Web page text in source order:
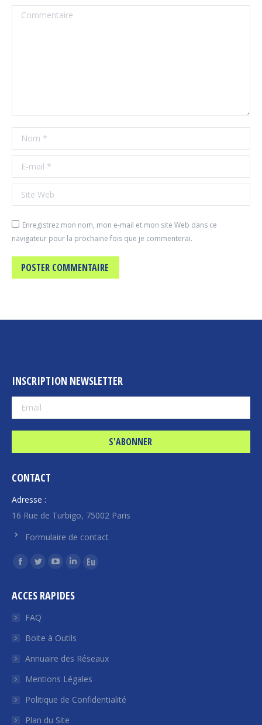
Commentaire
Nom *
E-mail *
Site Web
Enregistrez mon nom, mon e-mail et mon site Web dans ce
navigateur pour la prochaine fois que je commenterai.
POSTER COMMENTAIRE
INSCRIPTION NEWSLETTER
CONTACT
Adresse :
16 Rue de Turbigo, 75002 Paris
Formulaire de contact
Trouvez nous sur :
La
Facebook
s'ouvre
une
nouvelle
fenêtre
La
Twitter
s'ouvre
une
nouvelle
fenêtre
La
YouTube
une
nouvelle
fenêtre
La
LinkedIn
une
nouvelle
fenêtre
La
nouvelle
fenêtre
ACCES RAPIDES
FAQ
Boite à Outils
Annuaire des Réseaux
Mentions Légales
Politique de Confidentialité
Plan du Site